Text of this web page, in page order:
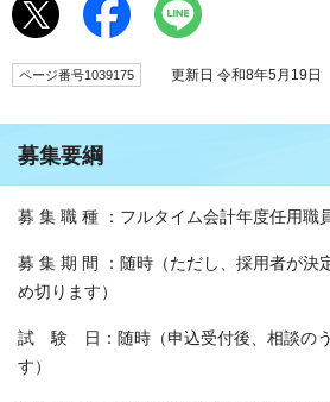
ページ番号1039175 更新日 令和8年5月19日
募集要綱
募 集 職 種 ：フルタイム会計年度任用職
募 集 期 間 ：随時（ただし、採用者が決
め切ります）
試 験 日：随時（申込受付後、相談のう
す）